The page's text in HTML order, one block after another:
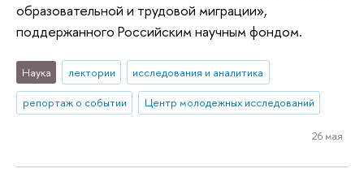
образовательной и трудовой миграции»,
поддержанного Российским научным фондом.
Наука лектории исследования и аналитика
репортаж о событии Центр молодежных исследований
26 мая